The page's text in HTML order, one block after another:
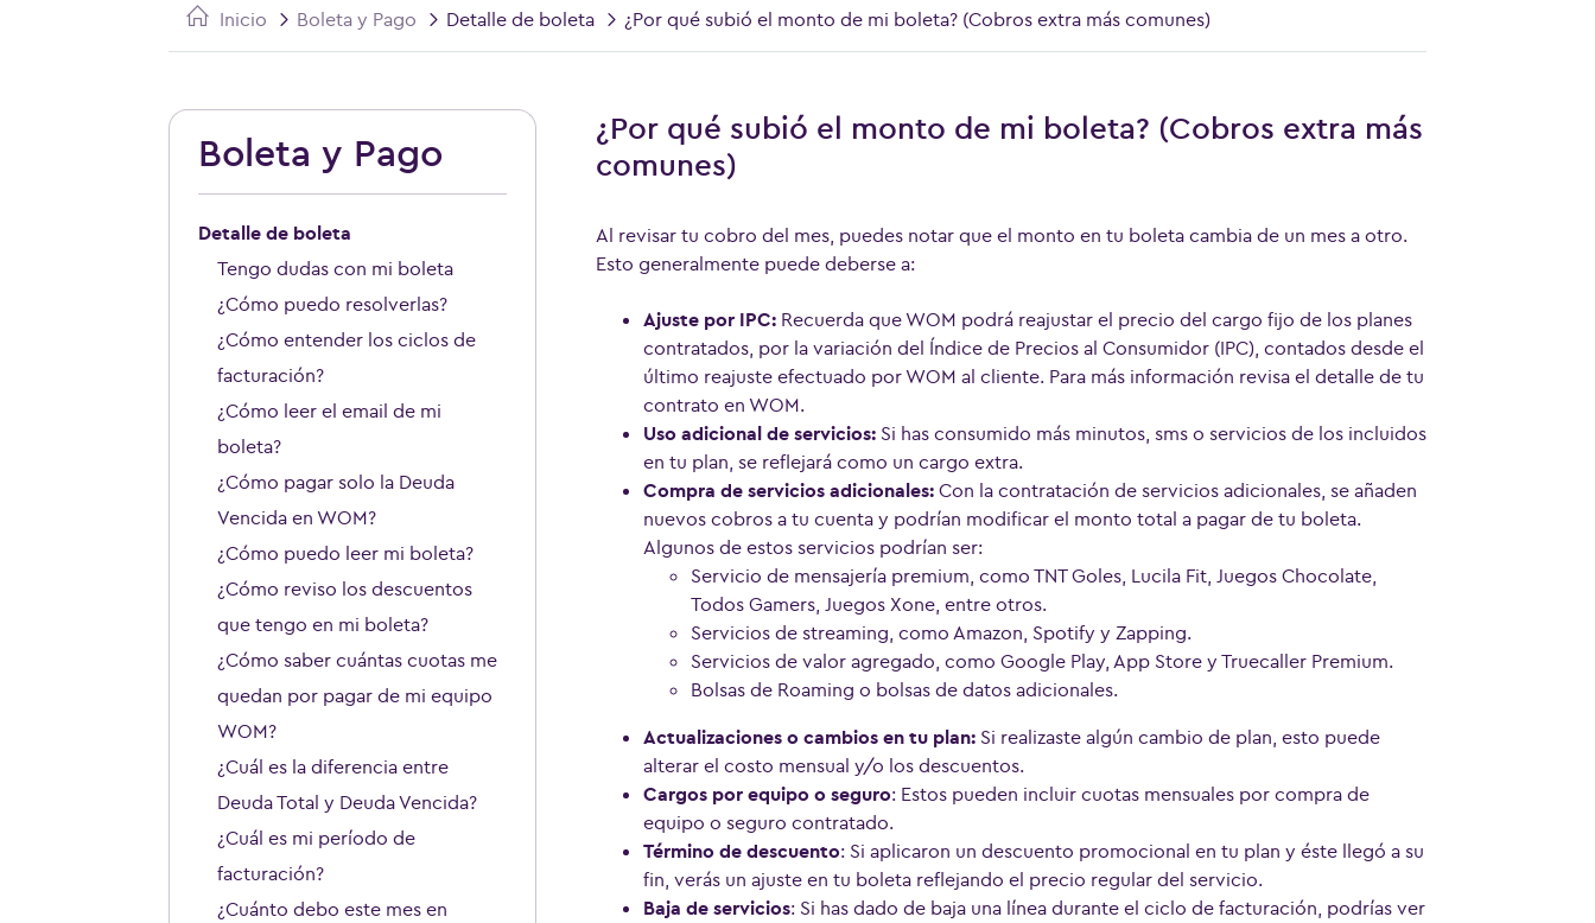
Inicio Boleta y Pago Detalle de boleta ¿Por qué subió el monto de mi boleta? (Cobros extra más comunes)
¿Por qué subió el monto de mi boleta? (Cobros extra más
comunes)
Al revisar tu cobro del mes, puedes notar que el monto en tu boleta cambia de un mes a otro.
Esto generalmente puede deberse a:
Ajuste por IPC: Recuerda que WOM podrá reajustar el precio del cargo fijo de los planes
contratados, por la variación del Índice de Precios al Consumidor (IPC), contados desde el
último reajuste efectuado por WOM al cliente. Para más información revisa el detalle de tu
contrato en WOM.
Uso adicional de servicios: Si has consumido más minutos, sms o servicios de los incluidos
en tu plan, se reflejará como un cargo extra.
Compra de servicios adicionales: Con la contratación de servicios adicionales, se añaden
nuevos cobros a tu cuenta y podrían modificar el monto total a pagar de tu boleta.
Algunos de estos servicios podrían ser:
Servicio de mensajería premium, como TNT Goles, Lucila Fit, Juegos Chocolate,
Todos Gamers, Juegos Xone, entre otros.
Servicios de streaming, como Amazon, Spotify y Zapping.
Servicios de valor agregado, como Google Play, App Store y Truecaller Premium.
Bolsas de Roaming o bolsas de datos adicionales.
Actualizaciones o cambios en tu plan: Si realizaste algún cambio de plan, esto puede
alterar el costo mensual y/o los descuentos.
Cargos por equipo o seguro: Estos pueden incluir cuotas mensuales por compra de
equipo o seguro contratado.
Término de descuento: Si aplicaron un descuento promocional en tu plan y éste llegó a su
fin, verás un ajuste en tu boleta reflejando el precio regular del servicio.
Baja de servicios: Si has dado de baja una línea durante el ciclo de facturación, podrías ver
Boleta y Pago
Detalle de boleta
Tengo dudas con mi boleta
¿Cómo puedo resolverlas?
¿Cómo entender los ciclos de
facturación?
¿Cómo leer el email de mi
boleta?
¿Cómo pagar solo la Deuda
Vencida en WOM?
¿Cómo puedo leer mi boleta?
¿Cómo reviso los descuentos
que tengo en mi boleta?
¿Cómo saber cuántas cuotas me
quedan por pagar de mi equipo
WOM?
¿Cuál es la diferencia entre
Deuda Total y Deuda Vencida?
¿Cuál es mi período de
facturación?
¿Cuánto debo este mes en